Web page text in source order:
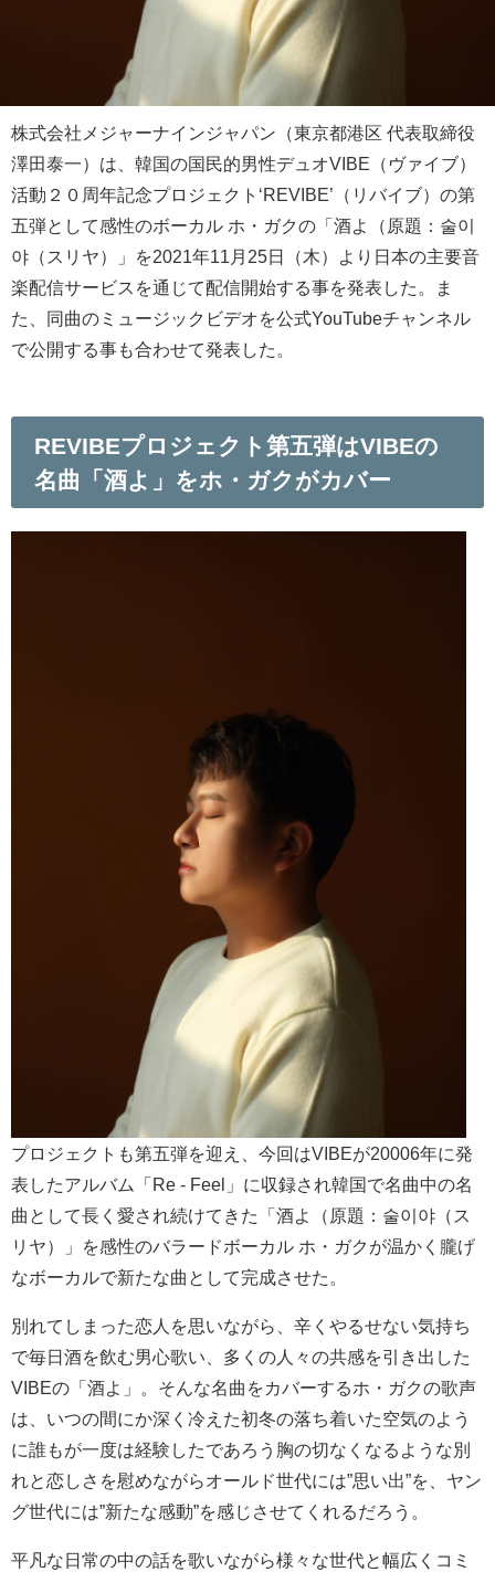
株式会社メジャーナインジャパン（東京都港区 代表取締役
澤田泰一）は、韓国の国民的男性デュオVIBE（ヴァイブ）
活動２０周年記念プロジェクト‘REVIBE’（リバイブ）の第
五弾として感性のボーカル ホ・ガクの「酒よ（原題：술이
야（スリヤ）」を2021年11月25日（木）より日本の主要音
楽配信サービスを通じて配信開始する事を発表した。ま
た、同曲のミュージックビデオを公式YouTubeチャンネル
で公開する事も合わせて発表した。
REVIBEプロジェクト第五弾はVIBEの
名曲「酒よ」をホ・ガクがカバー
プロジェクトも第五弾を迎え、今回はVIBEが20006年に発
表したアルバム「Re - Feel」に収録され韓国で名曲中の名
曲として長く愛され続けてきた「酒よ（原題：술이야（ス
リヤ）」を感性のバラードボーカル ホ・ガクが温かく朧げ
なボーカルで新たな曲として完成させた。
別れてしまった恋人を思いながら、辛くやるせない気持ち
で毎日酒を飲む男心歌い、多くの人々の共感を引き出した
VIBEの「酒よ」。そんな名曲をカバーするホ・ガクの歌声
は、いつの間にか深く冷えた初冬の落ち着いた空気のよう
に誰もが一度は経験したであろう胸の切なくなるような別
れと恋しさを慰めながらオールド世代には”思い出”を、ヤン
グ世代には”新たな感動”を感じさせてくれるだろう。
平凡な日常の中の話を歌いながら様々な世代と幅広くコミ